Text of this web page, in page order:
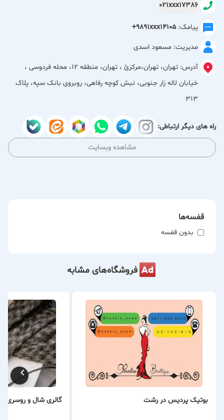
لباس‌های راحتی، نقش مهمی در آسایش روزانه افراد دارد. به همین
دلیل محصولات مانون با دقت و حساسیت انتخاب می‌شوند تا
علاوه بر زیبایی و دوام، حداکثر راحتی را برای مصرف‌کنندگان فراهم
کنند.
در فروشگاه مانون مجموعه‌ای متنوع از انواع لباس زیر زنانه و
مردانه، لباس راحتی، ست‌های خانگی و محصولات کاربردی با
طرح‌ها، رنگ‌ها و سایزهای مختلف عرضه می‌شود تا پاسخگوی نیاز
تمامی سلیقه‌ها و گروه‌های سنی باشد.
سابقه طولانی و تجربه قابل اعتماد
انواع لباس راحتی زنانه و مردانه
تنوع بالا در طرح، رنگ و سایزبندی
احترام به مشتری و ارائه خدمات صادقانه
021xxx17386
پیامک:+9891xxx14105
مدیریت: مسعود اسدی
آدرس:
تهران، تهران،مركزئ ، تهران، منطقه 12، محله فردوسی ،
خیابان لاله زار جنوبی، نبش کوچه رفاهی، روبروی بانک سپه، پلاک
313
راه های دیگر ارتباطی:
مشاهده وبسایت
قفسه‌ها
بدون قفسه
فروشگاه‌های مشابه
بوتیک پردیس در رشت گالری شال و روسری